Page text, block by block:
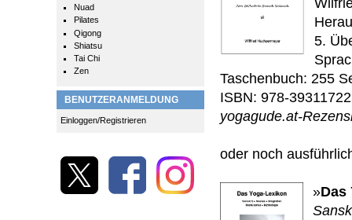
Nuad
Pilates
Qigong
Shiatsu
Tai Chi
Zen
BENUTZERANMELDUNG
Einloggen/Registrieren
5.
Taschenbuch: 255
ISBN: 978-
yogagude.at-
oder noch
»Das